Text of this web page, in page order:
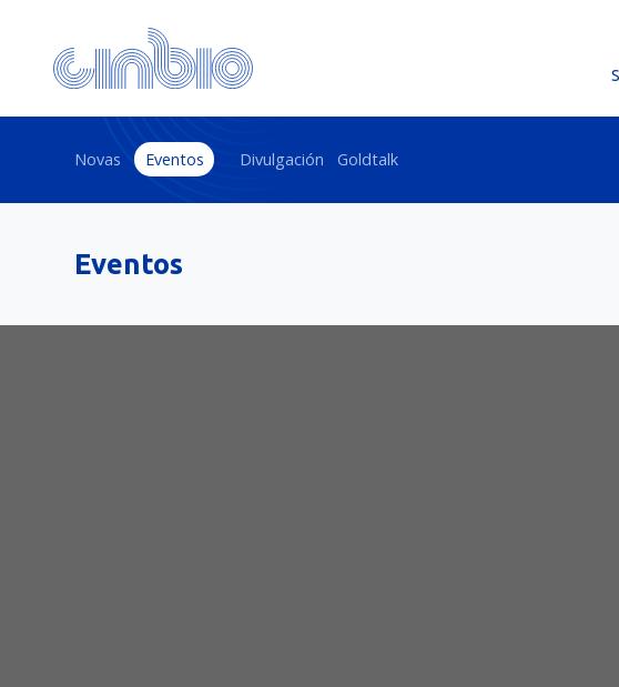
Novas Eventos Divulgación Goldtalk
Eventos